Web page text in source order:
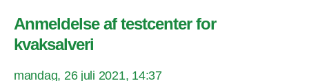
Anmeldelse af testcenter for
kvaksalveri
mandag, 26 juli 2021, 14:37